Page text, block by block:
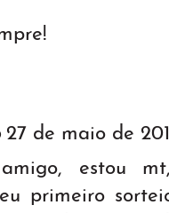
27 de maio de
estou
primeiro